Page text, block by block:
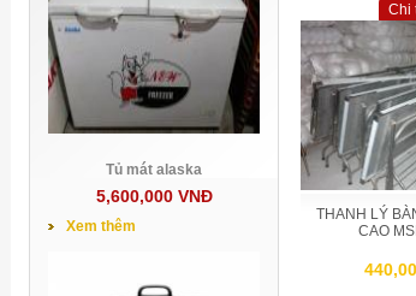
Tủ mát alaska
5,600,000 VNĐ
Xem thêm
Chi
THANH LÝ
CAO